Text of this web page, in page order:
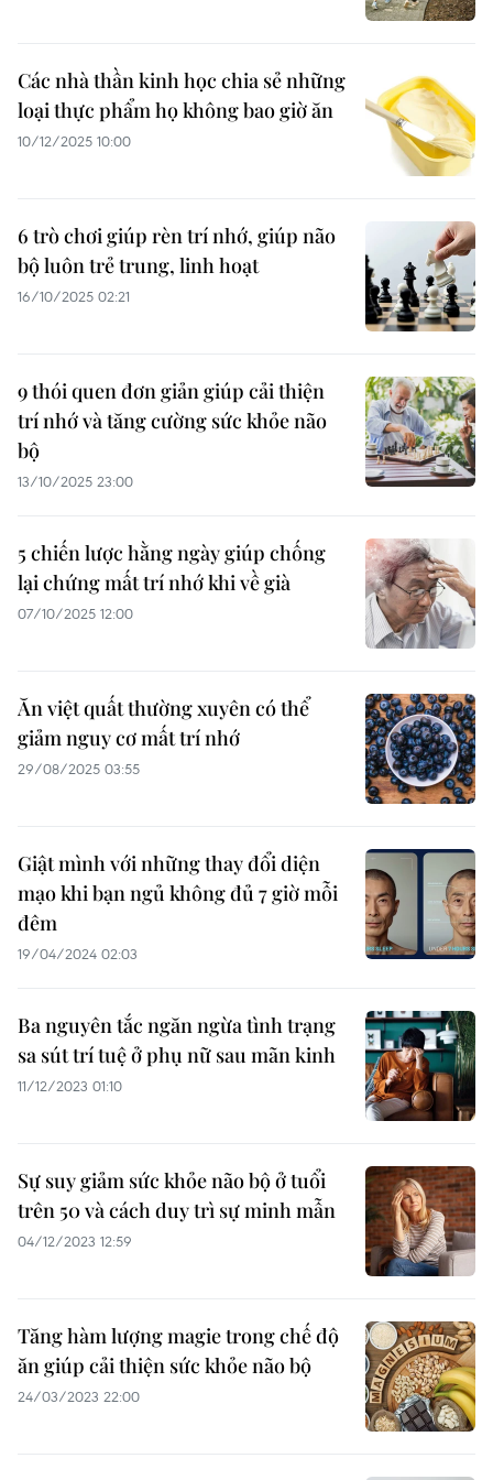
Các nhà thần kinh học chia sẻ những
loại thực phẩm họ không bao giờ ăn
10/12/2025 10:00
6 trò chơi giúp rèn trí nhớ, giúp não
bộ luôn trẻ trung, linh hoạt
16/10/2025 02:21
9 thói quen đơn giản giúp cải thiện
trí nhớ và tăng cường sức khỏe não
bộ
13/10/2025 23:00
5 chiến lược hằng ngày giúp chống
lại chứng mất trí nhớ khi về già
07/10/2025 12:00
Ăn việt quất thường xuyên có thể
giảm nguy cơ mất trí nhớ
29/08/2025 03:55
Giật mình với những thay đổi diện
mạo khi bạn ngủ không đủ 7 giờ mỗi
đêm
19/04/2024 02:03
Ba nguyên tắc ngăn ngừa tình trạng
sa sút trí tuệ ở phụ nữ sau mãn kinh
11/12/2023 01:10
Sự suy giảm sức khỏe não bộ ở tuổi
trên 50 và cách duy trì sự minh mẫn
04/12/2023 12:59
Tăng hàm lượng magie trong chế độ
ăn giúp cải thiện sức khỏe não bộ
24/03/2023 22:00